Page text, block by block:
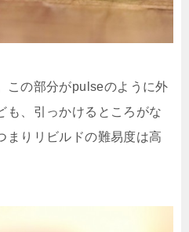
この部分がpulseのように外
も、引っかけるところがな
まりリビルドの難易度は高